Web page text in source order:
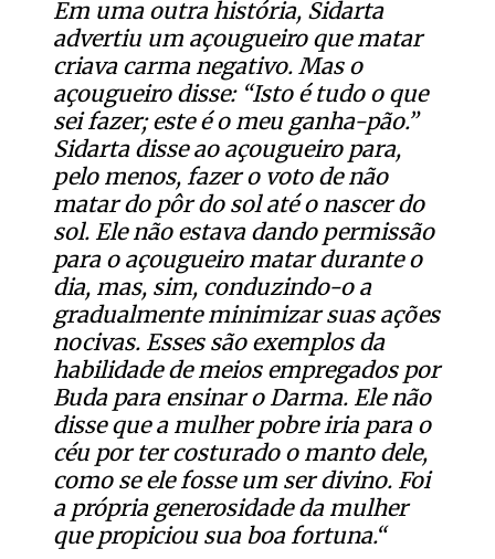
Em uma outra história, Sidarta
advertiu um açougueiro que matar
criava carma negativo. Mas o
açougueiro disse: “Isto é tudo o que
sei fazer; este é o meu ganha-pão.”
Sidarta disse ao açougueiro para,
pelo menos, fazer o voto de não
matar do pôr do sol até o nascer do
sol. Ele não estava dando permissão
para o açougueiro matar durante o
dia, mas, sim, conduzindo-o a
gradualmente minimizar suas ações
nocivas. Esses são exemplos da
habilidade de meios empregados por
Buda para ensinar o Darma. Ele não
disse que a mulher pobre iria para o
céu por ter costurado o manto dele,
como se ele fosse um ser divino. Foi
a própria generosidade da mulher
que propiciou sua boa fortuna.“